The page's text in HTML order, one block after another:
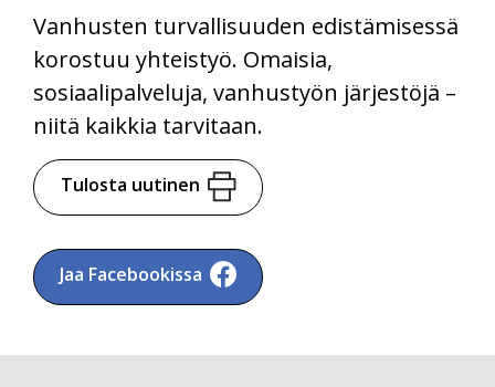
Vanhusten turvallisuuden edistämisessä
korostuu yhteistyö. Omaisia,
sosiaalipalveluja, vanhustyön järjestöjä –
niitä kaikkia tarvitaan.
Tulosta uutinen
Jaa Facebookissa